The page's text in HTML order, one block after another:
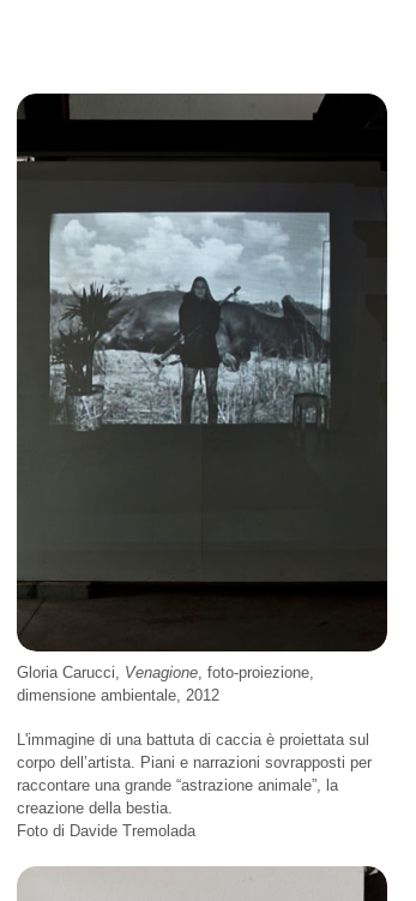
Gloria Carucci, Venagione , foto-proiezione,
dimensione ambientale, 2012
L'immagine di una battuta di caccia è proiettata sul
corpo dell’artista. Piani e narrazioni sovrapposti per
raccontare una grande “astrazione animale”, la
creazione della bestia.
Foto di Davide Tremolada